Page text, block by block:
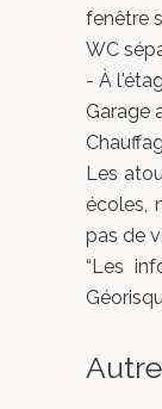
fenêtre
WC
- À
Garage
Les
écoles,
pas de
“Les